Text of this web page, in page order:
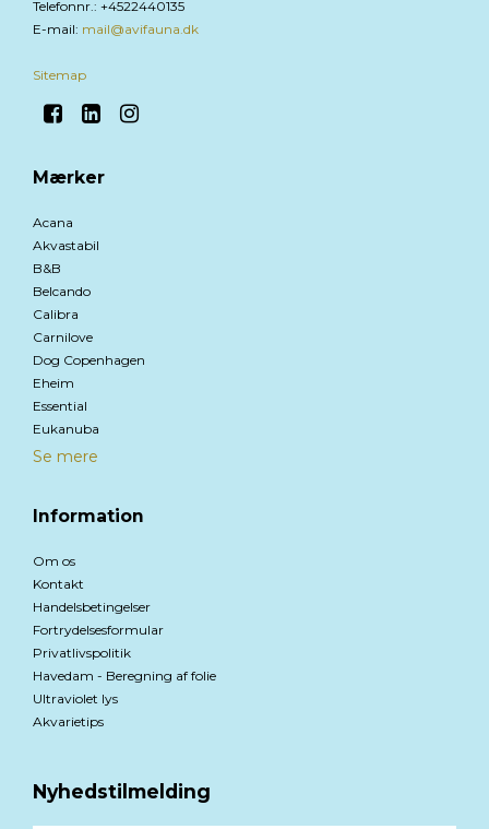
Telefonnr.: +4522440135
E-mail: mail@avifauna.dk
Sitemap
Mærker
Acana
Akvastabil
B&B
Belcando
Calibra
Carnilove
Dog Copenhagen
Eheim
Essential
Eukanuba
Se mere
Information
Om os
Kontakt
Handelsbetingelser
Fortrydelsesformular
Privatlivspolitik
Havedam - Beregning af folie
Ultraviolet lys
Akvarietips
Nyhedstilmelding